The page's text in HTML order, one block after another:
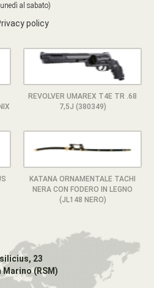
al sabato)
policy
REVOLVER UMAREX T4E TR .68
7,5J (380349)
KATANA ORNAMENTALE TACHI
NERA CON FODERO IN LEGNO
(JL148 NERO)
23
Marino (RSM)